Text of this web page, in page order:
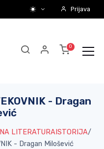
Prijava
- Dragan
LITERATURA ISTORIJA/
- Dragan Milošević